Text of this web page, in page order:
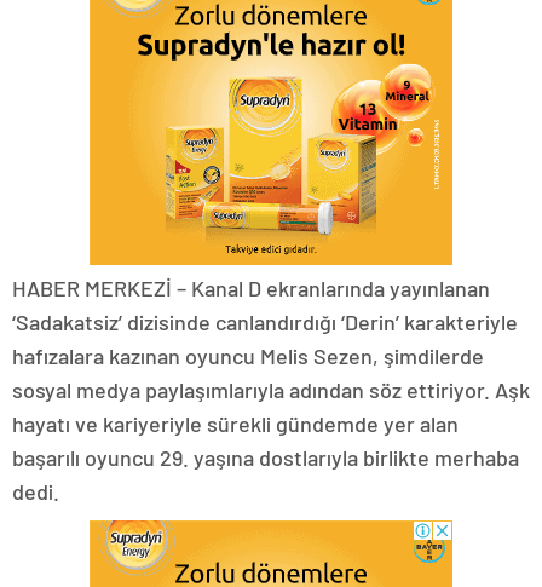
HABER MERKEZİ – Kanal D ekranlarında yayınlanan
‘Sadakatsiz’ dizisinde canlandırdığı ‘Derin’ karakteriyle
hafızalara kazınan oyuncu Melis Sezen, şimdilerde
sosyal medya paylaşımlarıyla adından söz ettiriyor. Aşk
hayatı ve kariyeriyle sürekli gündemde yer alan
başarılı oyuncu 29. yaşına dostlarıyla birlikte merhaba
dedi.